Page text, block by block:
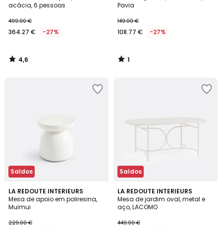
acácia, 6 pessoas
499.00 €
364.27 € -27%
4,6
/
Pavia
149.00 €
108.77 € -27%
5
1
/
Saldos
LA REDOUTE INTERIEURS
Mesa de apoio em poliresina,
Muimui
229.00 €
4
/
5
Saldos
LA REDOUTE INTERIEURS
Mesa de jardim oval, metal e
aço, LACOMO
449.00 €